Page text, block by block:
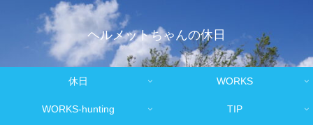
ヘルメットちゃんの休日
休日 WORKS
WORKS-hunting TIP